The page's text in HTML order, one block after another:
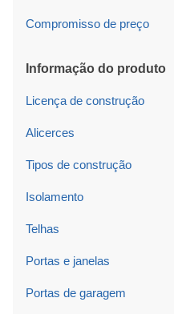
Compromisso de preço
Informação do produto
Licença de construção
Alicerces
Tipos de construção
Isolamento
Telhas
Portas e janelas
Portas de garagem